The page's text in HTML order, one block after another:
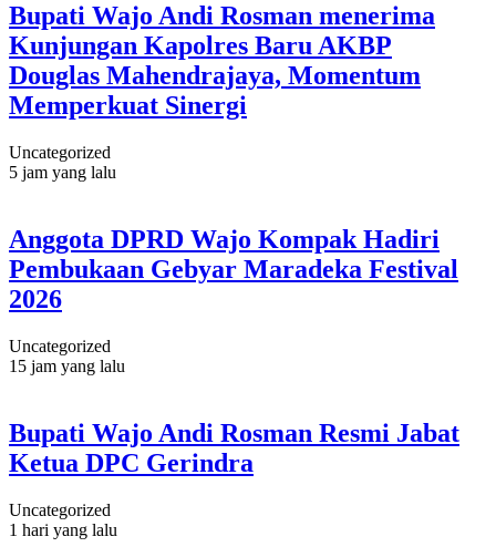
Bupati Wajo Andi Rosman menerima
Kunjungan Kapolres Baru AKBP
Douglas Mahendrajaya, Momentum
Memperkuat Sinergi
Uncategorized
5 jam yang lalu
Anggota DPRD Wajo Kompak Hadiri
Pembukaan Gebyar Maradeka Festival
2026
Uncategorized
15 jam yang lalu
Bupati Wajo Andi Rosman Resmi Jabat
Ketua DPC Gerindra
Uncategorized
1 hari yang lalu